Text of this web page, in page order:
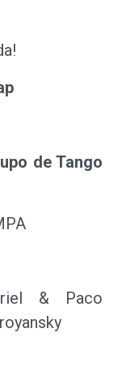
de Tango
& Paco